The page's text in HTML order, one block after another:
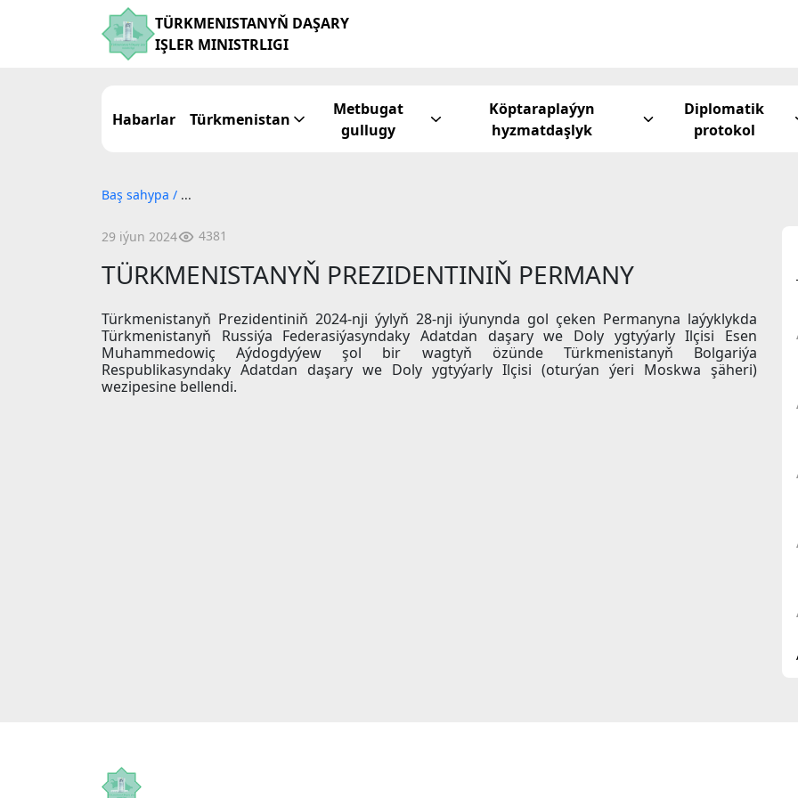
TÜRKMENISTANYŇ DAŞARY
IŞLER MINISTRLIGI
Habarlar Türkmenistan
Metbugat
gullugy
Köptaraplaýyn
hyzmatdaşlyk
Diplomatik
protokol
Baş sahypa / ...
29 iýun 2024 4381
TÜRKMENISTANYŇ PREZIDENTINIŇ PERMANY
Türkmenistanyň Prezidentiniň 2024-nji ýylyň 28-nji iýunynda gol çeken Permanyna laýyklykda
Türkmenistanyň Russiýa Federasiýasyndaky Adatdan daşary we Doly ygtyýarly Ilçisi Esen
Muhammedowiç Aýdogdyýew şol bir wagtyň özünde Türkmenistanyň Bolgariýa
Respublikasyndaky Adatdan daşary we Doly ygtyýarly Ilçisi (oturýan ýeri Moskwa şäheri)
wezipesine bellendi.